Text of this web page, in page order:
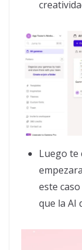
Luego te
este
que la AI